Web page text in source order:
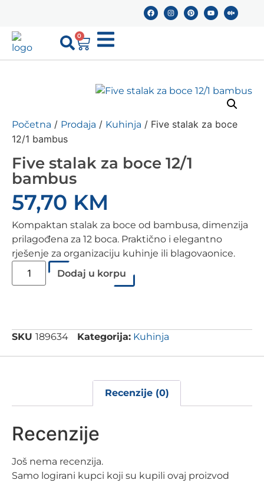
0
Početna / Prodaja / Kuhinja / Five stalak za boce
12/1 bambus
Five stalak za boce 12/1
bambus
57,70 KM
Kompaktan stalak za boce od bambusa, dimenzija
prilagođena za 12 boca. Praktično i elegantno
rješenje za organizaciju kuhinje ili blagovaonice.
Dodaj u korpu
SKU 189634 Kategorija: Kuhinja
Recenzije (0)
Recenzije
Još nema recenzija.
Samo logirani kupci koji su kupili ovaj proizvod